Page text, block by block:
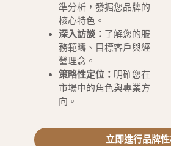
準分析，發掘您品牌的
核心特色。
深入訪談： 了解您的服
務範疇、目標客戶與經
營理念。
策略性定位： 明確您在
市場中的角色與專業方
向。
立即進行品牌